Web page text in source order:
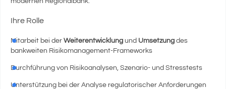
Ihre Rolle
Mitarbeit bei der Weiterentwicklung und Umsetzung des
bankweiten Risikomanagement-Frameworks
Durchführung von Risikoanalysen, Szenario- und Stresstests
Unterstützung bei der Analyse regulatorischer Anforderungen